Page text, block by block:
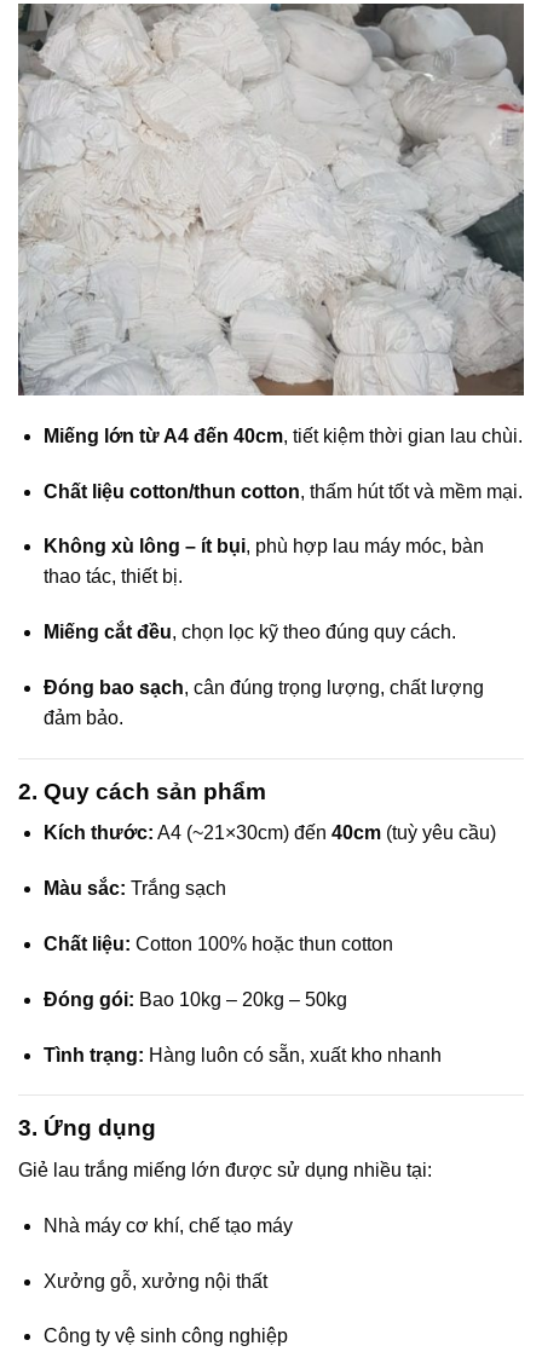
Miếng lớn từ A4 đến 40cm, tiết kiệm thời gian lau chùi.
Chất liệu cotton/thun cotton, thấm hút tốt và mềm mại.
Không xù lông – ít bụi, phù hợp lau máy móc, bàn
thao tác, thiết bị.
Miếng cắt đều, chọn lọc kỹ theo đúng quy cách.
Đóng bao sạch, cân đúng trọng lượng, chất lượng
đảm bảo.
2. Quy cách sản phẩm
Kích thước: A4 (~21×30cm) đến 40cm(tuỳ yêu cầu)
Màu sắc: Trắng sạch
Chất liệu: Cotton 100% hoặc thun cotton
Đóng gói: Bao 10kg – 20kg – 50kg
Tình trạng: Hàng luôn có sẵn, xuất kho nhanh
3. Ứng dụng
Giẻ lau trắng miếng lớn được sử dụng nhiều tại:
Nhà máy cơ khí, chế tạo máy
Xưởng gỗ, xưởng nội thất
Công ty vệ sinh công nghiệp